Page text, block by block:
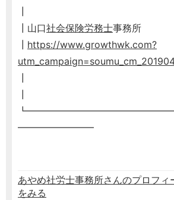
┃山口社会保険労務士事務所
https://www.growthwk.com?
━━━━━━━━
あやめ社労士事務所さんのプロフィ
をみる